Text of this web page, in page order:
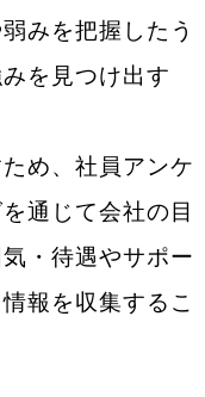
みを把握したう
を見つけ出す
め、社員アンケ
通じて会社の目
・待遇やサポー
報を収集するこ